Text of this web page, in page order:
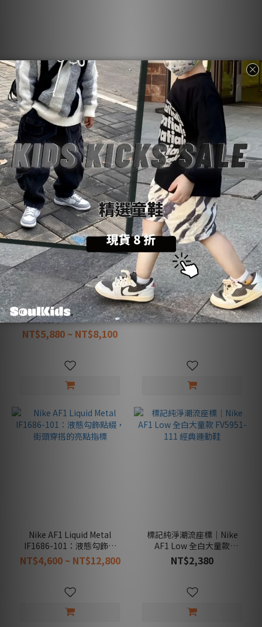
Nike AF1 Low Virginia
Union｜VUU 大學限定紀念
HQ7026-001
經典女款再進化｜(W) Nike
Air Force 1 Low「甜美玫瑰
金」 奢華細節必備鞋款
NT$3,890 ~ NT$6,000
Nike Air Force 1 Low 黑銀
金屬質感｜HF2885-001 經
典百搭，展現硬派街頭風格
NT$5,880 ~ NT$8,100
Nike x Kobe Bryant AF1
FZ1151-100：紫金傳說，主
Nike AF1 Liquid Metal
IF1686-101：液態勾飾點
綴，街頭穿搭的亮點指標
NT$4,600 ~ NT$12,800
標記純淨潮流座標｜Nike
AF1 Low 全白大童款
FV5951-111 經典運動鞋
NT$2,380